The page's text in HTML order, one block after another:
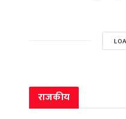
राजकीय